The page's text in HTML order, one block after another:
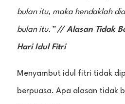
bulan itu, maka hendaklah
bulan itu.” // Alasan Tidak
Hari Idul Fitri
Menyambut idul fitri tidak
berpuasa. Apa alasan tidak